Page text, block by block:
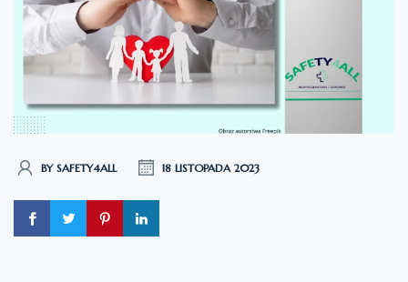
BY SAFETY4ALL 18 LISTOPADA 2023